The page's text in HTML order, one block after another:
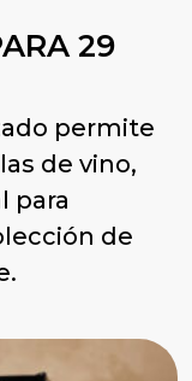
29
permite
de vino,
para
de